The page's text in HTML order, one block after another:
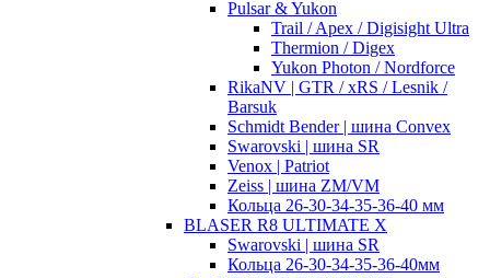
Pulsar & Yukon
Trail / Apex / Digisight Ultra
Thermion / Digex
Yukon Photon / Nordforce
RikaNV | GTR / xRS / Lesnik /
Barsuk
Schmidt Bender | шина Convex
Swarovski | шина SR
Venox | Patriot
Zeiss | шина ZM/VM
Кольца 26-30-34-35-36-40 мм
BLASER R8 ULTIMATE X
Swarovski | шина SR
Кольца 26-30-34-35-36-40мм